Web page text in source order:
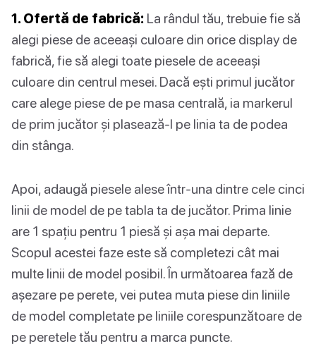
1. Ofertă de fabrică: La rândul tău, trebuie fie să
alegi piese de aceeași culoare din orice display de
fabrică, fie să alegi toate piesele de aceeași
culoare din centrul mesei. Dacă ești primul jucător
care alege piese de pe masa centrală, ia markerul
de prim jucător și plasează-l pe linia ta de podea
din stânga.
Apoi, adaugă piesele alese într-una dintre cele cinci
linii de model de pe tabla ta de jucător. Prima linie
are 1 spațiu pentru 1 piesă și așa mai departe.
Scopul acestei faze este să completezi cât mai
multe linii de model posibil. În următoarea fază de
așezare pe perete, vei putea muta piese din liniile
de model completate pe liniile corespunzătoare de
pe peretele tău pentru a marca puncte.